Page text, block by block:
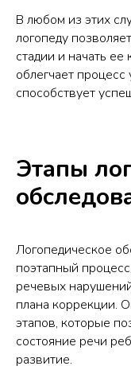
В любом из этих
логопеду
стадии и начать
облегчает
способствует
Этапы
Логопедическое
поэтапный
речевых
плана коррекции.
этапов, которые
состояние речи
развитие.